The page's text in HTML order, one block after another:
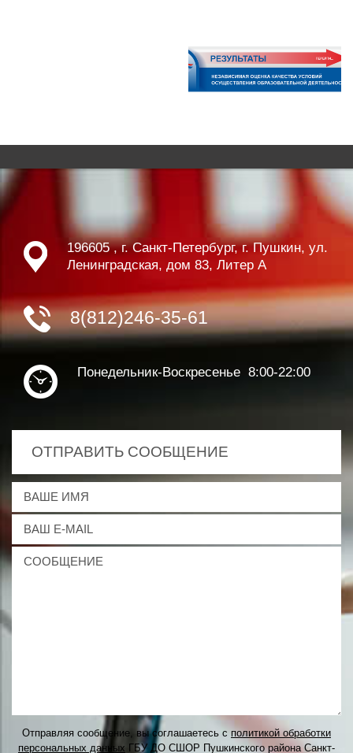
196605 , г. Санкт-Петербург, г. Пушкин, ул.
Ленинградская, дом 83, Литер А
8(812)246-35-61
Понедельник-Воскресенье 8:00-22:00
ОТПРАВИТЬ СООБЩЕНИЕ
Отправляя сообщение, вы соглашаетесь с политикой обработки
персональных данных ГБУ ДО СШОР Пушкинского района Санкт-